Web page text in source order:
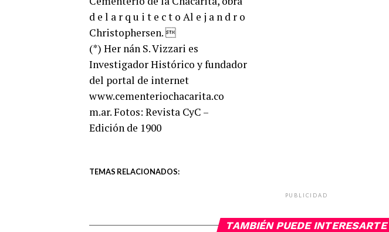
d e l a r q u i t e c t o Al e j a n d r o
Christophersen. 
(*) Her nán S. Vizzari es
Investigador Histórico y fundador
del portal de internet
www.cementeriochacarita.co
m.ar. Fotos: Revista CyC –
Edición de 1900
TEMAS RELACIONADOS:
PUBLICIDAD
TAMBIÉN PUEDE INTERESARTE